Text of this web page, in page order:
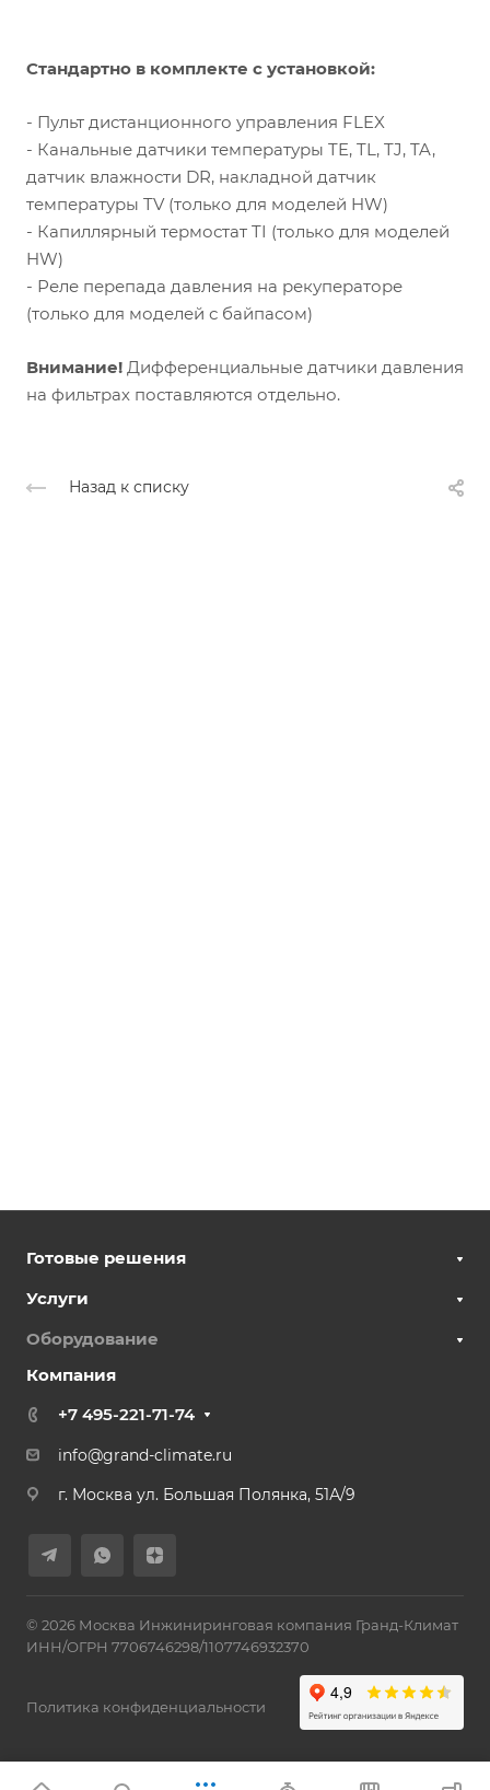
Стандартно в комплекте с установкой:
- Пульт дистанционного управления FLEX
- Канальные датчики температуры TE, TL, TJ, TA,
датчик влажности DR, накладной датчик
температуры TV (только для моделей HW)
- Капиллярный термостат TI (только для моделей
HW)
- Реле перепада давления на рекуператоре
(только для моделей с байпасом)
Внимание! Дифференциальные датчики давления
на фильтрах поставляются отдельно.
Назад к списку
Готовые решения
Услуги
Оборудование
Компания
+7 495-221-71-74
info@grand-climate.ru
г. Москва ул. Большая Полянка, 51А/9
© 2026 Москва Инжиниринговая компания Гранд-Климат
ИНН/ОГРН 7706746298/1107746932370
Политика конфиденциальности